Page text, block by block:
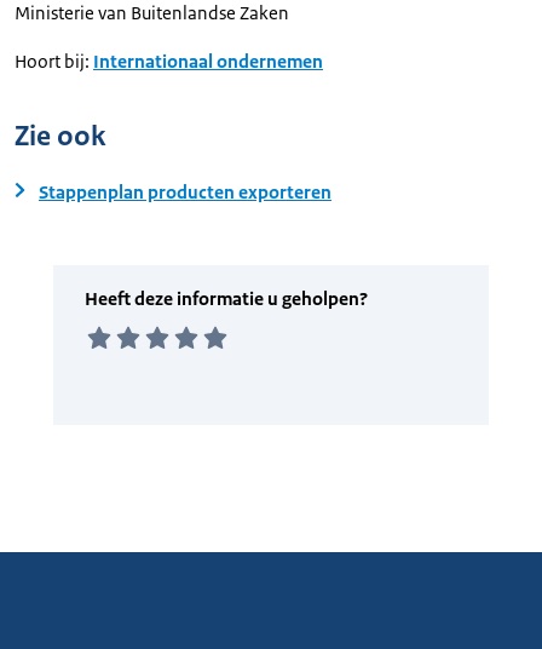
Ministerie van Buitenlandse Zaken
Hoort bij: Internationaal ondernemen
Zie ook
Stappenplan producten exporteren